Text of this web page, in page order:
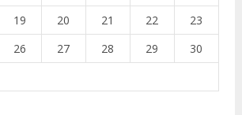
19 20 21 22
23
26 27 28 29
30